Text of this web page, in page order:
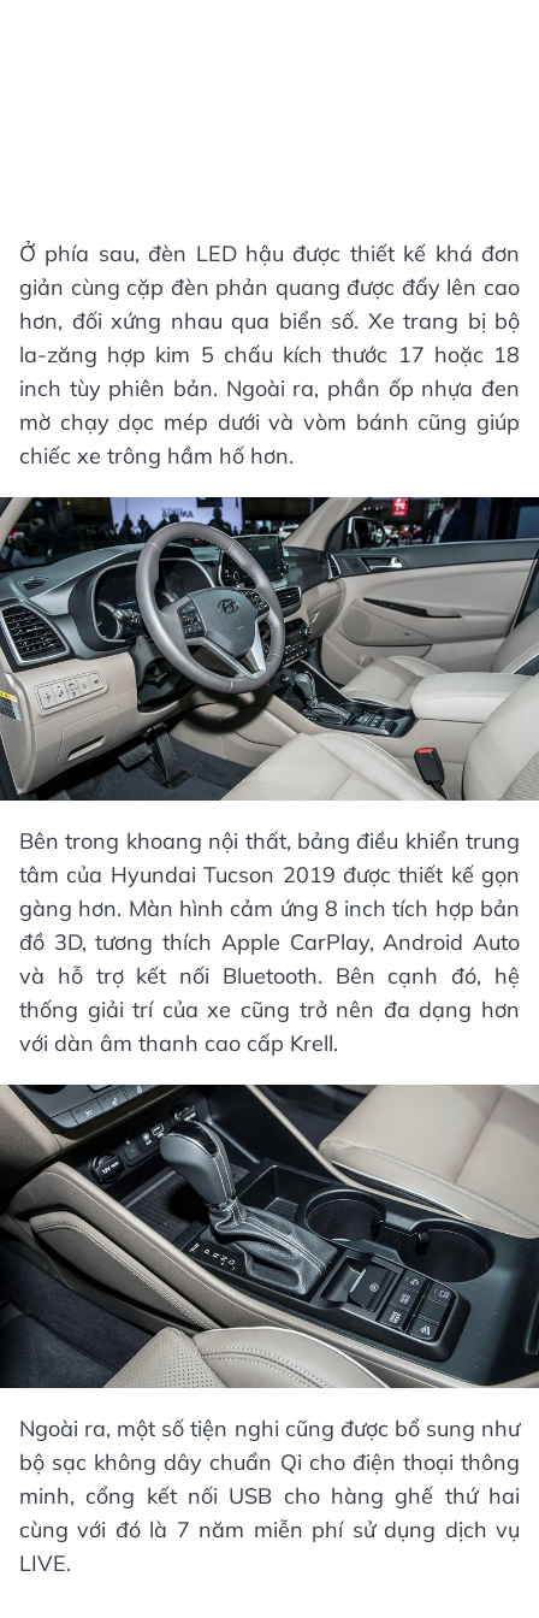
Ở phía sau, đèn LED hậu được thiết kế khá đơn
giản cùng cặp đèn phản quang được đẩy lên cao
hơn, đối xứng nhau qua biển số. Xe trang bị bộ
la-zăng hợp kim 5 chấu kích thước 17 hoặc 18
inch tùy phiên bản. Ngoài ra, phần ốp nhựa đen
mờ chạy dọc mép dưới và vòm bánh cũng giúp
chiếc xe trông hầm hố hơn.
Bên trong khoang nội thất, bảng điều khiển trung
tâm của Hyundai Tucson 2019 được thiết kế gọn
gàng hơn. Màn hình cảm ứng 8 inch tích hợp bản
đồ 3D, tương thích Apple CarPlay, Android Auto
và hỗ trợ kết nối Bluetooth. Bên cạnh đó, hệ
thống giải trí của xe cũng trở nên đa dạng hơn
với dàn âm thanh cao cấp Krell.
Ngoài ra, một số tiện nghi cũng được bổ sung như
bộ sạc không dây chuẩn Qi cho điện thoại thông
minh, cổng kết nối USB cho hàng ghế thứ hai
cùng với đó là 7 năm miễn phí sử dụng dịch vụ
LIVE.